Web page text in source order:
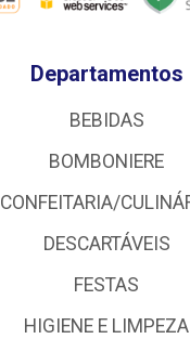
Departamentos
BEBIDAS
BOMBONIERE
CONFEITARIA/
DESCARTÁVEIS
FESTAS
HIGIENE E LIMPEZA